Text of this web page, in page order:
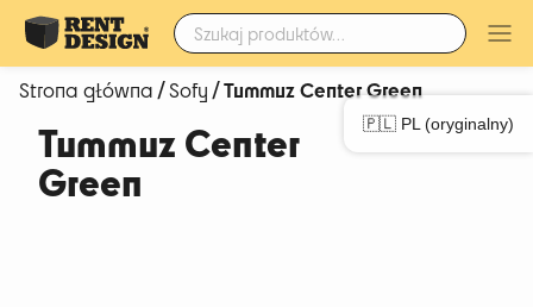
Szukaj:
🇵🇱 PL (oryginalny)
Strona główna/Sofy/ Tummuz Center Green
Tummuz Center
Green